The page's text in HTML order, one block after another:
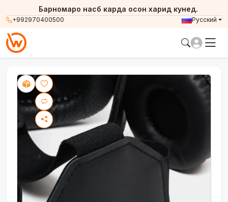
+992970400500
Барномаро насб карда осон харид кунед.
Русский